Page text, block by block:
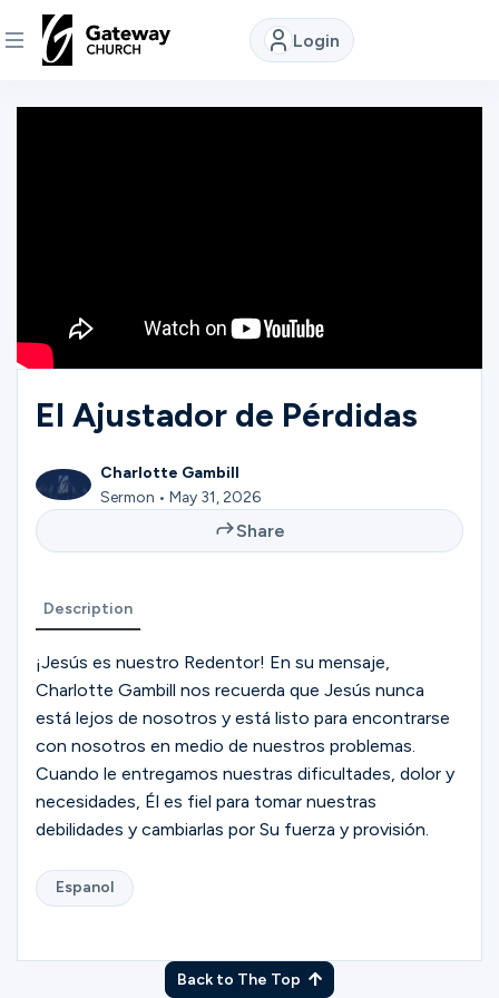
Login
DISCOVER
Ministries
Groups
Give
Search
El Ajustador de Pérdidas
Charlotte Gambill
Sermon • May 31, 2026
Share
Description
¡Jesús es nuestro Redentor! En su mensaje,
Charlotte Gambill nos recuerda que Jesús nunca
está lejos de nosotros y está listo para encontrarse
con nosotros en medio de nuestros problemas.
Cuando le entregamos nuestras dificultades, dolor y
necesidades, Él es fiel para tomar nuestras
debilidades y cambiarlas por Su fuerza y provisión.
Espanol
Back to The Top